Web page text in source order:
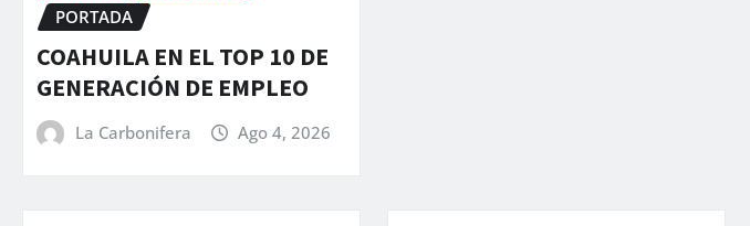
PORTADA
COAHUILA EN EL TOP 10 DE
GENERACIÓN DE EMPLEO
La Carbonifera Ago 4, 2026